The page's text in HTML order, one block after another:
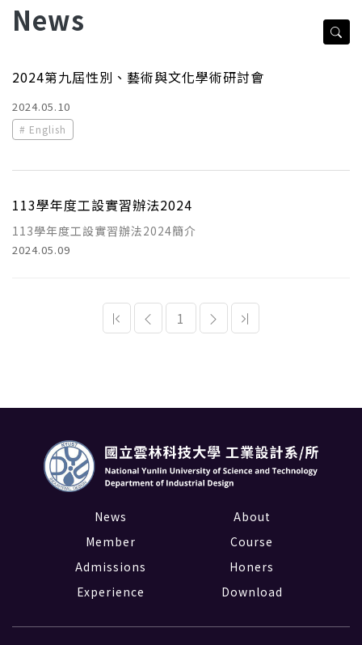
News
2024第九屆性別、藝術與文化學術研討會
2024.05.10
English
113學年度工設實習辦法2024
113學年度工設實習辦法2024簡介
2024.05.09
1
News
About
Member
Course
Admissions
Honers
Experience
Download